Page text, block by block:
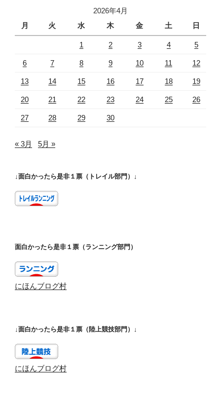
2026年4月
月
火 水 木 金 土 日
1 2 3 4 5
6 7 8 9 10 11 12
13 14 15 16 17 18 19
20 21 22 23 24 25 26
27 28 29 30
« 3月 5月 »
↓面白かったら是非１票（トレイル部門）↓
面白かったら是非１票（ランニング部門）
にほんブログ村
↓面白かったら是非１票（陸上競技部門）↓
にほんブログ村